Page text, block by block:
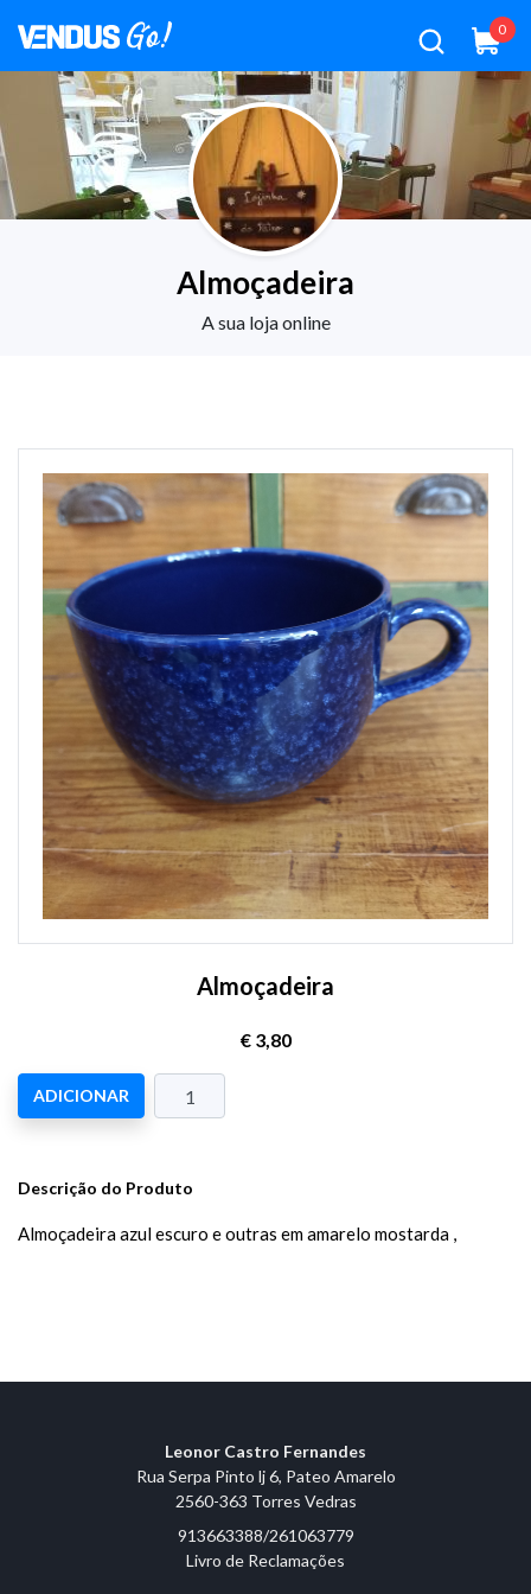
0
Almoçadeira
A sua loja online
Almoçadeira
€ 3,80
ADICIONAR
Descrição do Produto
Almoçadeira azul escuro e outras em amarelo mostarda ,
Leonor Castro Fernandes
Rua Serpa Pinto lj 6, Pateo Amarelo
2560-363 Torres Vedras
913663388/261063779
Livro de Reclamações